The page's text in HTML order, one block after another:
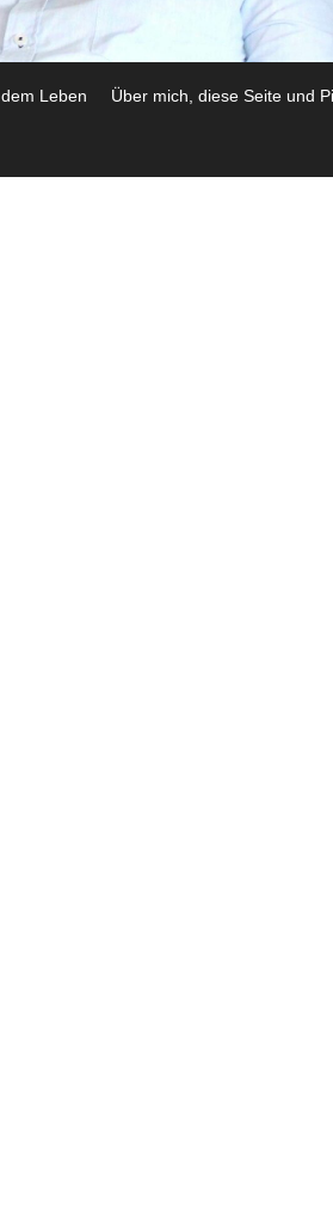
Leben Über mich, diese Seite und